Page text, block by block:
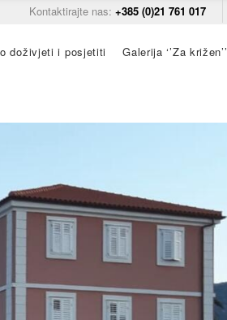
Kontaktirajte nas: +385 (0)21 761 017
doživjeti i posjetiti Galerija ‘’Za križen’’